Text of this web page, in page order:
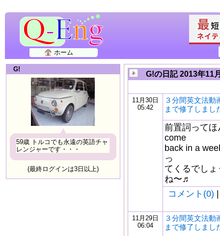
ホーム
G!
59歳 トルコでも永遠の英語チャ
レンジャーです・・・
(最終ログインは3日以上)
G!の日記 2013年11
11月30日
05:42
３分間英文法動
まで修了しまし
前置詞って
come
back in a
っ
てくるでし
ね〜♬
コメント(0)
11月29日
06:04
３分間英文法動
まで修了しまし